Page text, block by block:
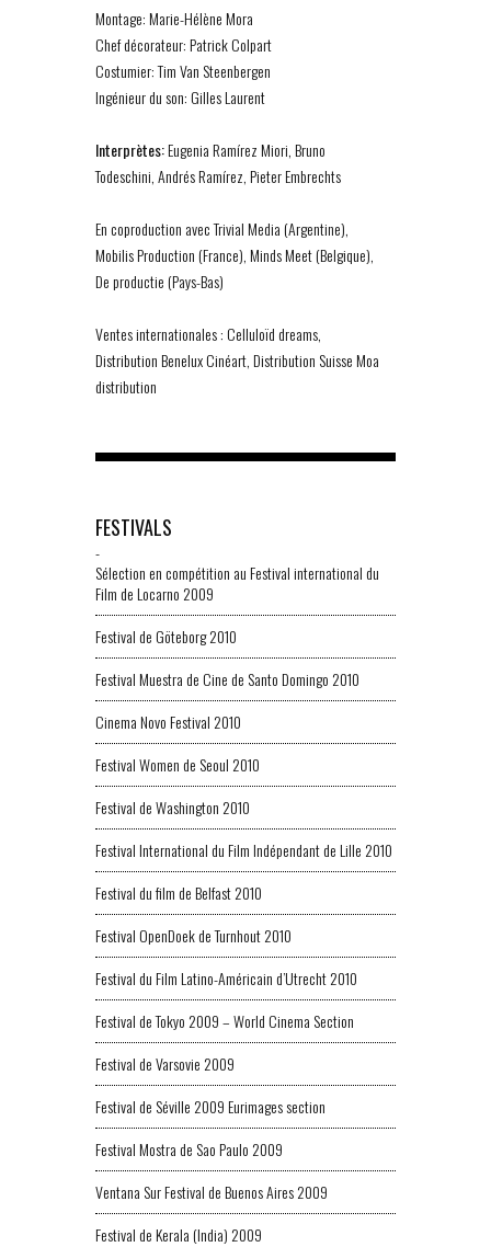
Montage: Marie-Hélène Mora
Chef décorateur: Patrick Colpart
Costumier: Tim Van Steenbergen
Ingénieur du son: Gilles Laurent
Interprètes:Eugenia Ramírez Miori, Bruno
Todeschini, Andrés Ramírez, Pieter Embrechts
En coproduction avec Trivial Media (Argentine),
Mobilis Production (France), Minds Meet (Belgique),
De productie (Pays-Bas)
Ventes internationales : Celluloïd dreams,
Distribution Benelux Cinéart, Distribution Suisse Moa
distribution
FESTIVALS
-
Sélection en compétition au Festival international du
Film de Locarno 2009
Festival de Göteborg 2010
Festival Muestra de Cine de Santo Domingo 2010
Cinema Novo Festival 2010
Festival Women de Seoul 2010
Festival de Washington 2010
Festival International du Film Indépendant de Lille 2010
Festival du film de Belfast 2010
Festival OpenDoek de Turnhout 2010
Festival du Film Latino-Américain d’Utrecht 2010
Festival de Tokyo 2009 – World Cinema Section
Festival de Varsovie 2009
Festival de Séville 2009 Eurimages section
Festival Mostra de Sao Paulo 2009
Ventana Sur Festival de Buenos Aires 2009
Festival de Kerala (India) 2009